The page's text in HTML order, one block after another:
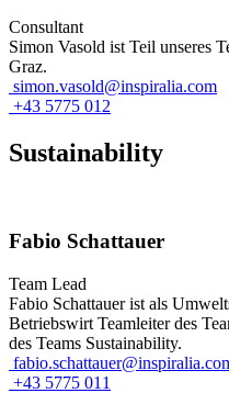
Consultant
Simon Vasold ist Teil unseres
Graz.
simon.vasold@inspiralia.com
+43 5775 012
Sustainability
Fabio Schattauer
Team Lead
Fabio Schattauer ist als
Betriebswirt Teamleiter des
des Teams Sustainability.
+43 5775 011